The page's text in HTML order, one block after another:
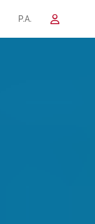
P.A.